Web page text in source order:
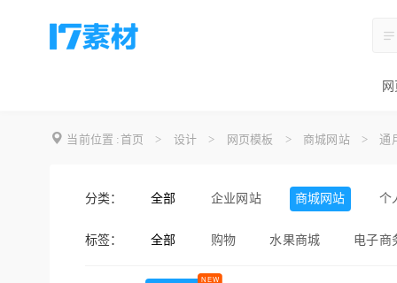
当前位置 :首页 > 设计 > 网页模板 > 商城网站 > 通
分类： 全部 企业网站 商城网站 个
标签： 全部 购物 水果商城 电子商
手机商城